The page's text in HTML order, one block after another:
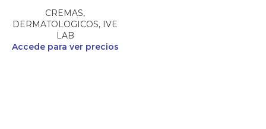
CREMAS,
DERMATOLOGICOS, IVE
LAB
Accede para ver precios